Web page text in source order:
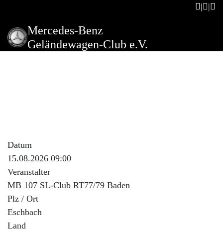
Mercedes-Benz
Geländewagen-Club e.V.
Datum
15.08.2026 09:00
Veranstalter
MB 107 SL-Club RT77/79 Baden
Plz / Ort
Eschbach
Land